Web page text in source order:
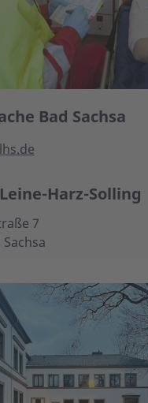
Bad Sachsa
Harz-Solling
7